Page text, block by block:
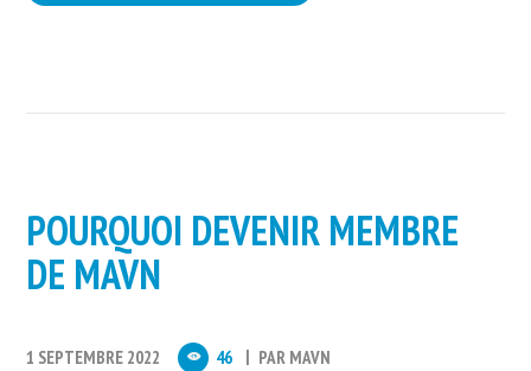
POURQUOI DEVENIR MEMBRE
DE MAVN
1 SEPTEMBRE 2022 46 PAR MAVN